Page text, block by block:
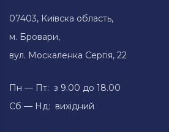
07403, Київска область,
м. Бровари,
вул. Москаленка Сергія, 22
Пн — Пт: з 9.00 до 18.00
Сб — Нд: вихідний